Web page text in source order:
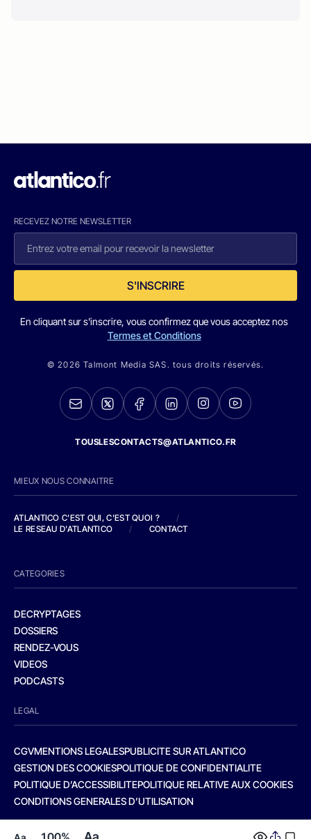
RECEVEZ NOTRE NEWSLETTER
S'INSCRIRE
En cliquant sur s'inscrire, vous confirmez que vous acceptez nos
Termes et Conditions
© 2026 Talmont Media SAS. tous droits réservés.
TOUSLESCONTACTS@ATLANTICO.FR
MIEUX NOUS CONNAITRE
ATLANTICO C'EST QUI, C'EST QUOI ?
/
LE RESEAU D'ATLANTICO
/ CONTACT
CATEGORIES
DECRYPTAGES
DOSSIERS
RENDEZ-VOUS
VIDEOS
PODCASTS
LEGAL
CGVMENTIONS LEGALESPUBLICITE SUR ATLANTICO
GESTION DES COOKIESPOLITIQUE DE CONFIDENTIALITE
POLITIQUE D’ACCESSIBILITEPOLITIQUE RELATIVE AUX COOKIES
CONDITIONS GENERALES D’UTILISATION